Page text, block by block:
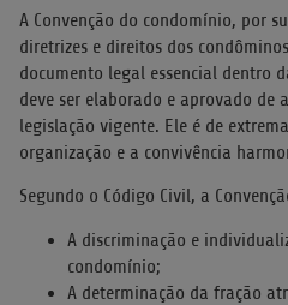
A Convenção do condomínio, por
diretrizes e direitos dos
documento legal essencial dentro
deve ser elaborado e aprovado de
legislação vigente. Ele é de
organização e a convivência
Segundo o Código Civil, a
A discriminação e
condomínio;
A determinação da fração